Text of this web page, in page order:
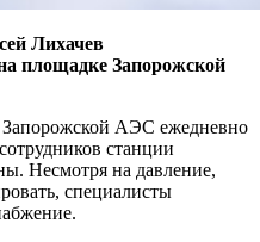
Лихачев
площадке Запорожской
АЭС ежедневно
станции
Несмотря на давление,
специалисты